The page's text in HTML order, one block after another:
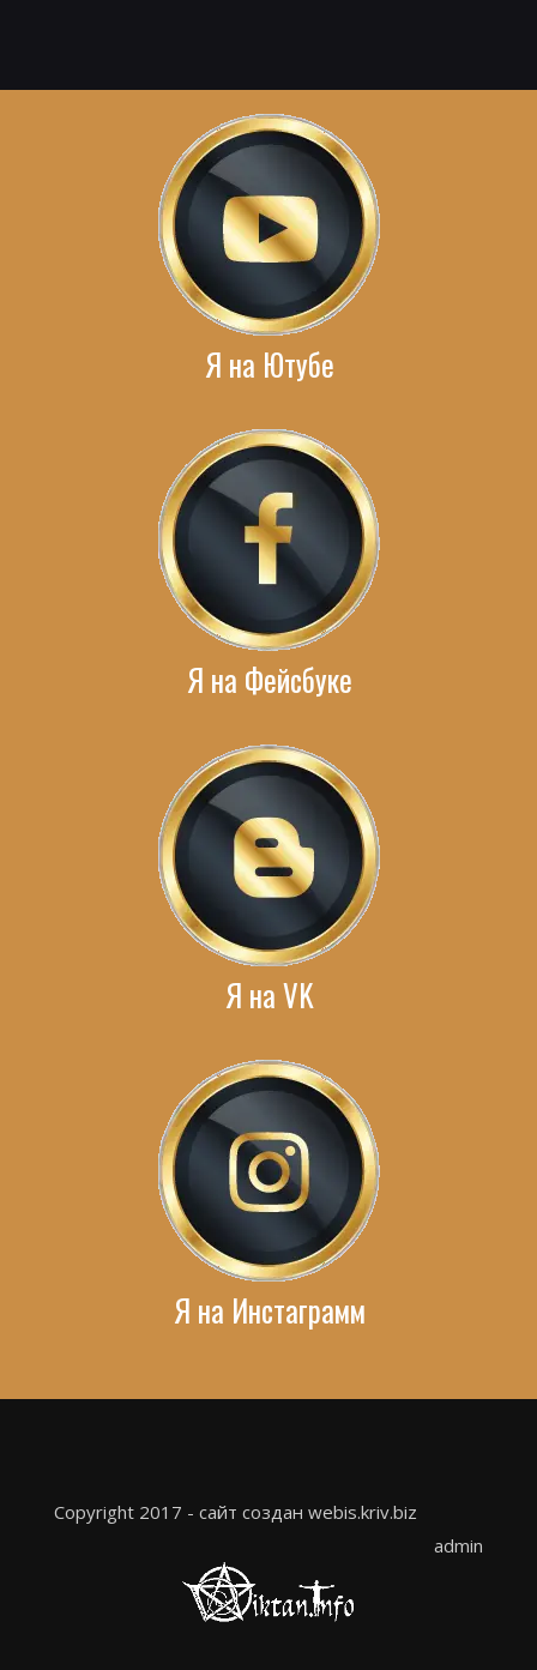
Я на Ютубе
Я на Фейсбуке
Я на VK
Я на Инстаграмм
Copyright 2017 - сайт создан webis.kriv.biz
admin